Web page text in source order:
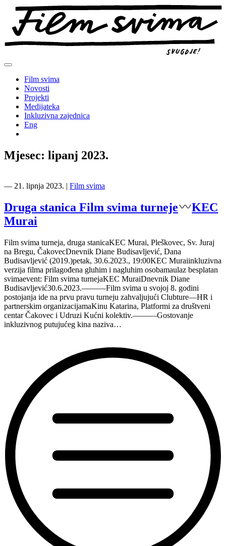
Preskoči
sadržaj
Film svima
Novosti
Projekti
Medijateka
Inkluzivna zajednica
Eng
Mjesec: lipanj 2023.
― 21. lipnja 2023. | Film svima
Druga stanica Film svima turneje
KEC
Murai
Film svima turneja, druga stanicaKEC Murai, Pleškovec, Sv. Juraj
na Bregu, ČakovecDnevnik Diane Budisavljević, Dana
Budisavljević (2019.)petak, 30.6.2023., 19:00KEC Muraiinkluzivna
verzija filma prilagođena gluhim i nagluhim osobamaulaz besplatan
svimaevent: Film svima turnejaKEC MuraiDnevnik Diane
Budisavljević30.6.2023.———Film svima u svojoj 8. godini
postojanja ide na prvu pravu turneju zahvaljujući Clubture—HR i
partnerskim organizacijamaKinu Katarina, Platformi za društveni
centar Čakovec i Udruzi Kućni kolektiv.———Gostovanje
inkluzivnog putujućeg kina naziva…